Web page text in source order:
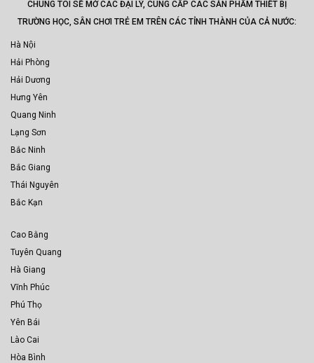
CHÚNG TÔI SẼ MỞ CÁC ĐẠI LÝ, CUNG CẤP CÁC SẢN PHẨM THIẾT BỊ
TRƯỜNG HỌC, SÂN CHƠI TRẺ EM TRÊN CÁC TỈNH THÀNH CỦA CẢ NƯỚC:
Hà Nội
Hải Phòng
Hải Dương
Hưng Yên
Quang Ninh
Lạng Sơn
Bắc Ninh
Bắc Giang
Thái Nguyên
Bắc Kạn
Cao Bằng
Tuyên Quang
Hà Giang
Vĩnh Phúc
Phú Thọ
Yên Bái
Lào Cai
Hòa Bình